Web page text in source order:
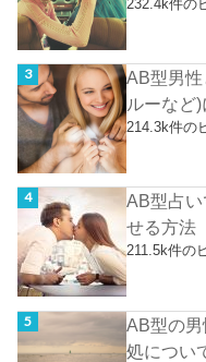
232.4k件の
AB型男
ルーなど
214.3k件の
AB型占
せる方法
211.5k件の
AB型の
処につい